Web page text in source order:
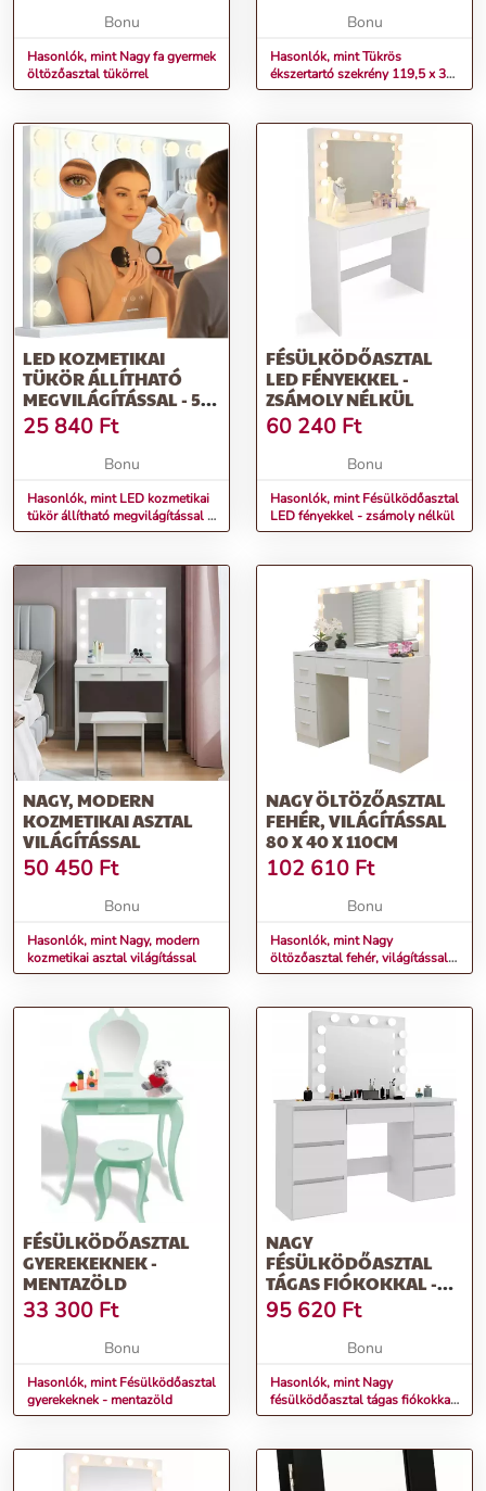
Bonu
Hasonlók, mint Nagy fa gyermek
öltözőasztal tükörrel
Bonu
Hasonlók, mint Tükrös
ékszertartó szekrény 119,5 x 35
x 8,7 cm - fehér
LED KOZMETIKAI
TÜKÖR ÁLLÍTHATÓ
MEGVILÁGÍTÁSSAL - 58
X 46 CM
25 840 Ft
Bonu
Hasonlók, mint LED kozmetikai
tükör állítható megvilágítással -
58 x 46 cm
FÉSÜLKÖDŐASZTAL
LED FÉNYEKKEL -
ZSÁMOLY NÉLKÜL
60 240 Ft
Bonu
Hasonlók, mint Fésülködőasztal
LED fényekkel - zsámoly nélkül
NAGY, MODERN
KOZMETIKAI ASZTAL
VILÁGÍTÁSSAL
50 450 Ft
Bonu
Hasonlók, mint Nagy, modern
kozmetikai asztal világítással
NAGY ÖLTÖZŐASZTAL
FEHÉR, VILÁGÍTÁSSAL
80 X 40 X 110CM
102 610 Ft
Bonu
Hasonlók, mint Nagy
öltözőasztal fehér, világítással
80 x 40 x 110cm
FÉSÜLKÖDŐASZTAL
GYEREKEKNEK -
MENTAZÖLD
33 300 Ft
Bonu
Hasonlók, mint Fésülködőasztal
gyerekeknek - mentazöld
NAGY
FÉSÜLKÖDŐASZTAL
TÁGAS FIÓKOKKAL -
FEHÉR
95 620 Ft
Bonu
Hasonlók, mint Nagy
fésülködőasztal tágas fiókokkal
- fehér